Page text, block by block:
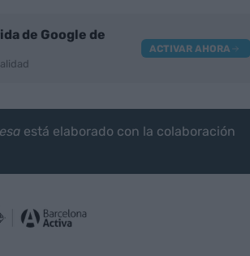
de Google de
ACTIVAR AHORA
está elaborado con la colaboración